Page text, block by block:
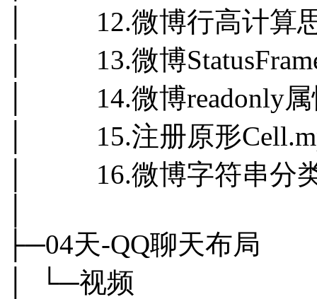
│ 12.微博行高计算思
│ 13.微博
│ 14.微博readonly属
│ 15.注册原形
│ 16.微博字符串分类
├─04天-QQ聊天布局
│ └─视频